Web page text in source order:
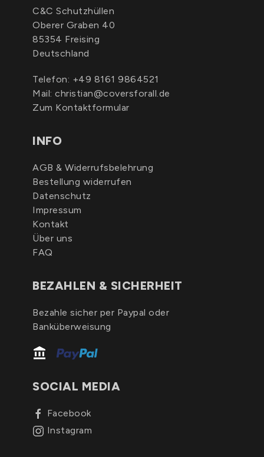
C&C Schutzhüllen
Oberer Graben 40
85354 Freising
Deutschland
Telefon: +49 8161 9864521
Mail: christian@coversforall.de
Zum Kontaktformular
INFO
AGB & Widerrufsbelehrung
Bestellung widerrufen
Datenschutz
Impressum
Kontakt
Über uns
FAQ
BEZAHLEN & SICHERHEIT
Bezahle sicher per Paypal oder
Banküberweisung
SOCIAL MEDIA
Facebook
Instagram